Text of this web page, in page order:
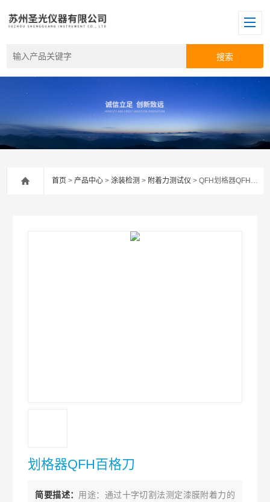
首页 >产品中心 >涂装检测 > 附着力测试仪 > QFH划格器QFH百格刀
划格器QFH百格刀
简要描述： 用途：通过十字切割法测定漆膜附着力的